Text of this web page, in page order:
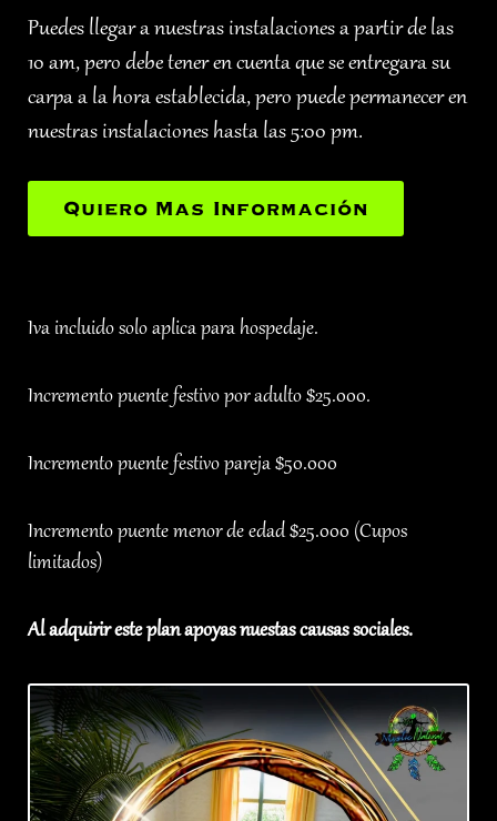
Puedes llegar a nuestras instalaciones a partir de las
10 am, pero debe tener en cuenta que se entregara su
carpa a la hora establecida, pero puede permanecer en
nuestras instalaciones hasta las 5:00 pm.
Quiero Mas Información
Iva incluido solo aplica para hospedaje.
Incremento puente festivo por adulto $25.000.
Incremento puente festivo pareja $50.000
Incremento puente menor de edad $25.000 (Cupos
limitados)
Al adquirir este plan apoyas nuestas causas sociales.